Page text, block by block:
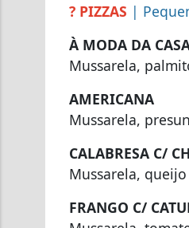
? PIZZAS |
À MODA DA
Mussarela,
AMERICANA
Mussarela,
CALABRESA C/
Mussarela,
FRANGO C/